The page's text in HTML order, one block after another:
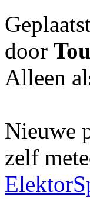
door
Alleen
Nieuwe
zelf